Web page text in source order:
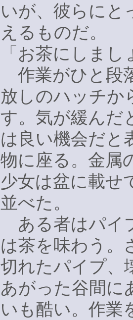
いが、彼らにと
えるものだ。
「お茶にしまし
作業がひと段
放しのハッチか
す。気が緩んだ
は良い機会だと
物に座る。金属
少女は盆に載せ
並べた。
ある者はパイ
は茶を味わう。
切れたパイプ、
あがった谷間に
いも酷い。作業